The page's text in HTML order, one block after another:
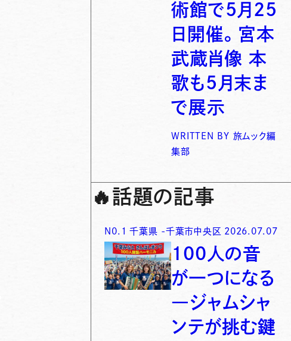
術館で5月25
日開催。宮本
武蔵肖像 本
歌も5月末ま
で展示
WRITTEN BY 旅ムック編
集部
🔥 話題の記事
N0. 1 千葉県 -千葉市中央区 2026.07.07
100人の音
が一つになる
―ジャムシャ
ンテが挑む鍵